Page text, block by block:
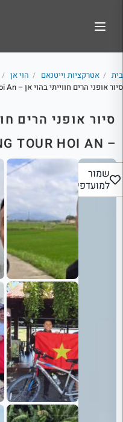
בית / אטרקציות וייטנאם / הוי אן /
סיור אופני הרים חווייתי בהוי אן – Cycling Tour Hoi An
סיור אופני הרים
– CYCLING TOUR HOI AN
שמור
למועדפים